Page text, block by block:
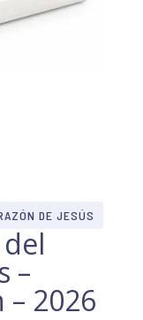
DE JESÚS
–
– 2026